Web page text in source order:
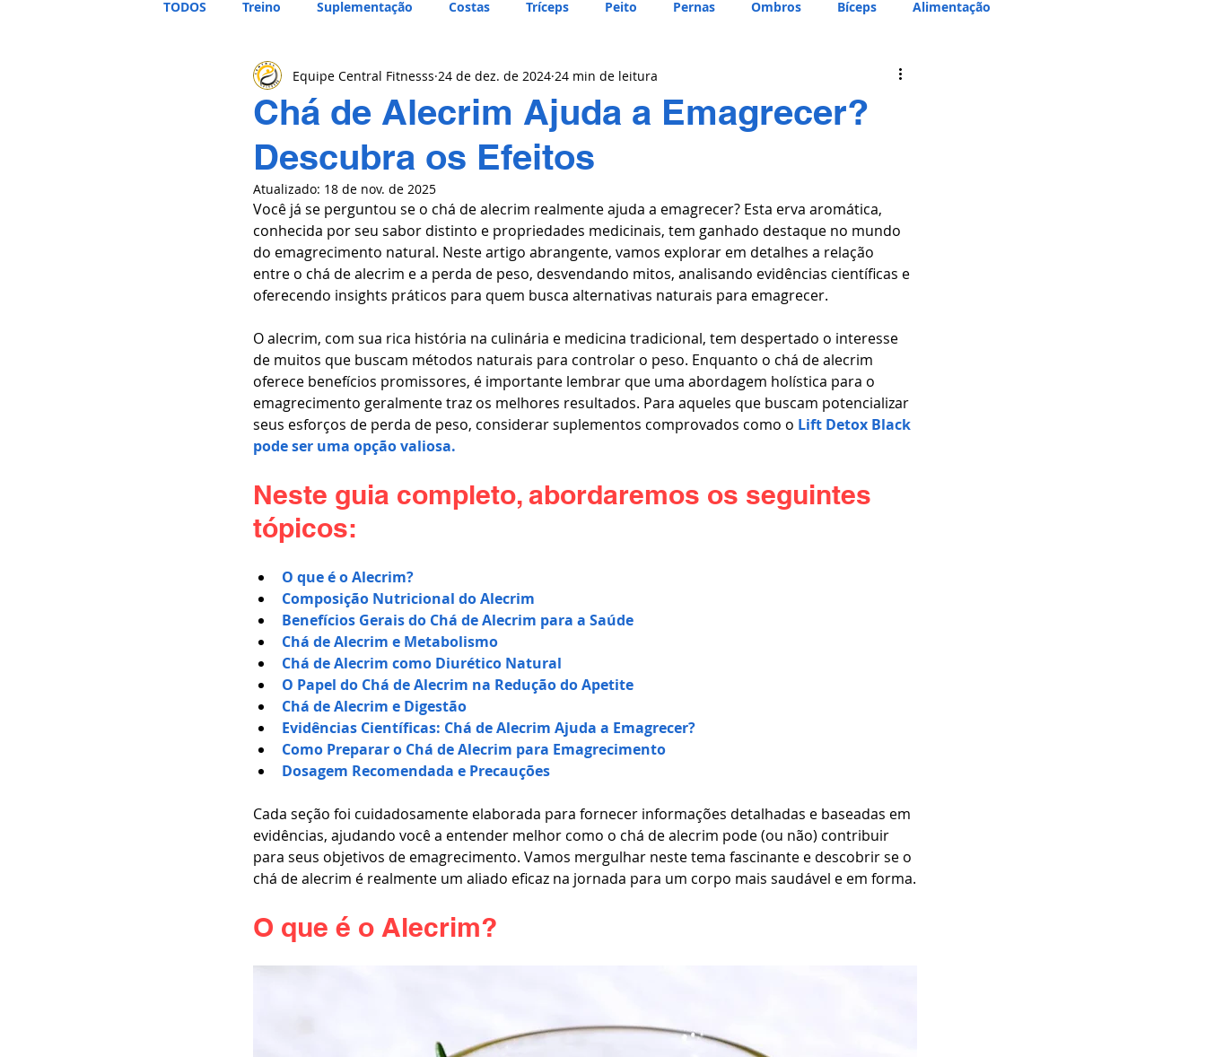
TODOS Treino Suplementação Costas Tríceps Peito Pernas Ombros Bíceps Alimentação
Chá de Alecrim Ajuda a Emagrecer?
Descubra os Efeitos
Equipe Central Fitnesss 24 de dez. de 2024 24 min de leitura
Atualizado: 18 de nov. de 2025
Você já se perguntou se o chá de alecrim realmente ajuda a emagrecer? Esta erva aromática,
conhecida por seu sabor distinto e propriedades medicinais, tem ganhado destaque no mundo
do emagrecimento natural. Neste artigo abrangente, vamos explorar em detalhes a relação
entre o chá de alecrim e a perda de peso, desvendando mitos, analisando evidências científicas e
oferecendo insights práticos para quem busca alternativas naturais para emagrecer.
O alecrim, com sua rica história na culinária e medicina tradicional, tem despertado o interesse
de muitos que buscam métodos naturais para controlar o peso. Enquanto o chá de alecrim
oferece benefícios promissores, é importante lembrar que uma abordagem holística para o
emagrecimento geralmente traz os melhores resultados. Para aqueles que buscam potencializar
seus esforços de perda de peso, considerar suplementos comprovados como o Lift Detox Black
pode ser uma opção valiosa.
Neste guia completo, abordaremos os seguintes
tópicos:
O que é o Alecrim?
Composição Nutricional do Alecrim
Benefícios Gerais do Chá de Alecrim para a Saúde
Chá de Alecrim e Metabolismo
Chá de Alecrim como Diurético Natural
O Papel do Chá de Alecrim na Redução do Apetite
Chá de Alecrim e Digestão
Evidências Científicas: Chá de Alecrim Ajuda a Emagrecer?
Como Preparar o Chá de Alecrim para Emagrecimento
Dosagem Recomendada e Precauções
Cada seção foi cuidadosamente elaborada para fornecer informações detalhadas e baseadas em
evidências, ajudando você a entender melhor como o chá de alecrim pode (ou não) contribuir
para seus objetivos de emagrecimento. Vamos mergulhar neste tema fascinante e descobrir se o
chá de alecrim é realmente um aliado eficaz na jornada para um corpo mais saudável e em forma.
O que é o Alecrim?